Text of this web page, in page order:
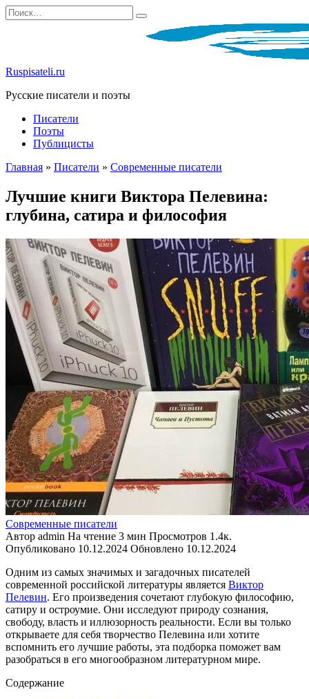
Перейти
к
Search
for:
Ruspisateli.ru
Русские писатели и поэты
Писатели
Поэты
Публицисты
Главная » Писатели » Современные писатели
Лучшие книги Виктора Пелевина:
глубина, сатира и философия
Современные писатели
Автор admin На чтение 3 мин Просмотров 1.4к.
Опубликовано 10.12.2024 Обновлено 10.12.2024
Одним из самых значимых и загадочных писателей
современной российской литературы является Виктор
Пелевин. Его произведения сочетают глубокую философию,
сатиру и остроумие. Они исследуют природу сознания,
свободу, власть и иллюзорность реальности. Если вы только
открываете для себя творчество Пелевина или хотите
вспомнить его лучшие работы, эта подборка поможет вам
разобраться в его многообразном литературном мире.
Содержание